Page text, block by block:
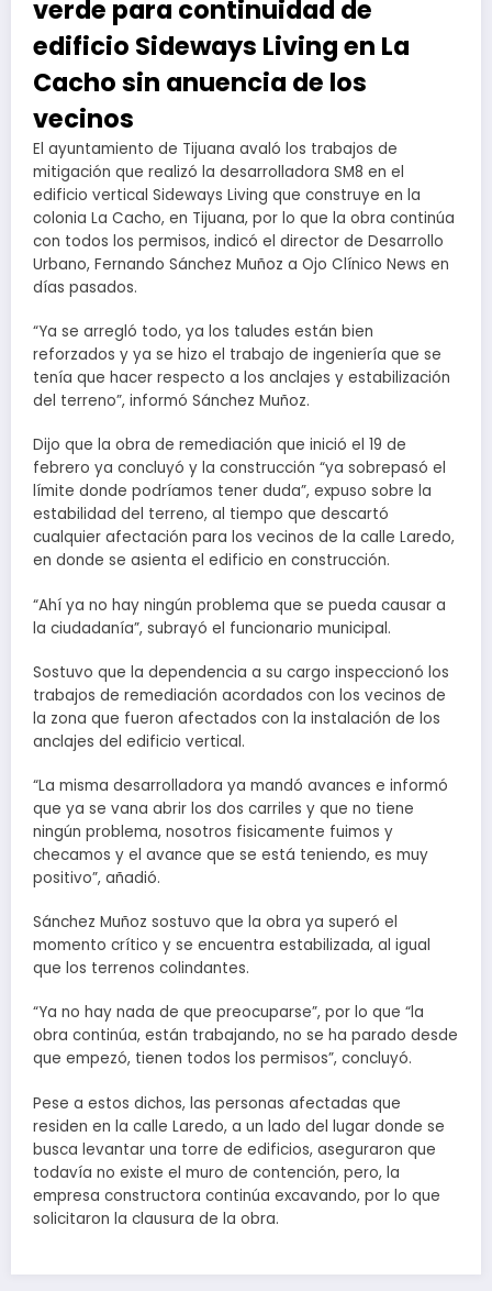
verde para continuidad de
edificio Sideways Living en La
Cacho sin anuencia de los
vecinos
El ayuntamiento de Tijuana avaló los trabajos de
mitigación que realizó la desarrolladora SM8 en el
edificio vertical Sideways Living que construye en la
colonia La Cacho, en Tijuana, por lo que la obra continúa
con todos los permisos, indicó el director de Desarrollo
Urbano, Fernando Sánchez Muñoz a Ojo Clínico News en
días pasados.
“Ya se arregló todo, ya los taludes están bien
reforzados y ya se hizo el trabajo de ingeniería que se
tenía que hacer respecto a los anclajes y estabilización
del terreno”, informó Sánchez Muñoz.
Dijo que la obra de remediación que inició el 19 de
febrero ya concluyó y la construcción “ya sobrepasó el
límite donde podríamos tener duda”, expuso sobre la
estabilidad del terreno, al tiempo que descartó
cualquier afectación para los vecinos de la calle Laredo,
en donde se asienta el edificio en construcción.
“Ahí ya no hay ningún problema que se pueda causar a
la ciudadanía”, subrayó el funcionario municipal.
Sostuvo que la dependencia a su cargo inspeccionó los
trabajos de remediación acordados con los vecinos de
la zona que fueron afectados con la instalación de los
anclajes del edificio vertical.
“La misma desarrolladora ya mandó avances e informó
que ya se vana abrir los dos carriles y que no tiene
ningún problema, nosotros fisicamente fuimos y
checamos y el avance que se está teniendo, es muy
positivo”, añadió.
Sánchez Muñoz sostuvo que la obra ya superó el
momento crítico y se encuentra estabilizada, al igual
que los terrenos colindantes.
“Ya no hay nada de que preocuparse”, por lo que “la
obra continúa, están trabajando, no se ha parado desde
que empezó, tienen todos los permisos”, concluyó.
Pese a estos dichos, las personas afectadas que
residen en la calle Laredo, a un lado del lugar donde se
busca levantar una torre de edificios, aseguraron que
todavía no existe el muro de contención, pero, la
empresa constructora continúa excavando, por lo que
solicitaron la clausura de la obra.